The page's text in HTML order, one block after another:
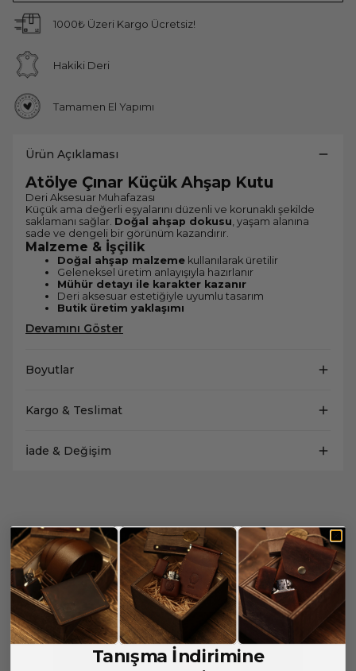
1000₺ Üzeri Kargo Ücretsiz!
Hakiki Deri
Tamamen El Yapımı
Ürün Açıklaması
Atölye Çınar Küçük Ahşap Kutu
Deri Aksesuar Muhafazası
Küçük ama değerli eşyalarını düzenli ve korunaklı şekilde
saklamanı sağlar. Doğal ahşap dokusu, yaşam alanına
sade ve dengeli bir görünüm kazandırır.
Malzeme & İşçilik
Doğal ahşap malzeme kullanılarak üretilir
Geleneksel üretim anlayışıyla hazırlanır
Mühür detayı ile karakter kazanır
Deri aksesuar estetiğiyle uyumlu tasarım
Butik üretim yaklaşımı
Devamını Göster
Boyutlar
Kargo & Teslimat
İade & Değişim
Yorumlar Yorum Yap
Bu ürün için henüz yorum yapılmamış.
Tanışma İndirimine